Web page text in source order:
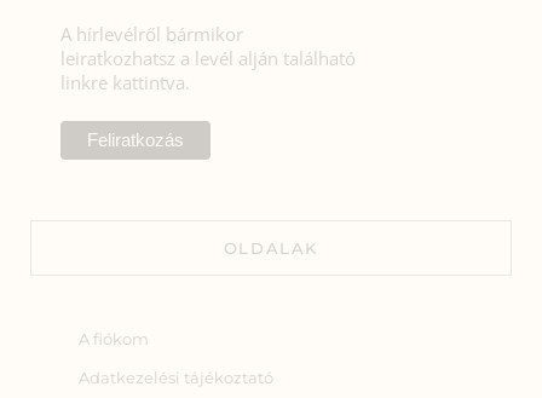
A hírlevélről bármikor
leiratkozhatsz a levél alján található
linkre kattintva.
OLDALAK
A fiókom
Adatkezelési tájékoztató